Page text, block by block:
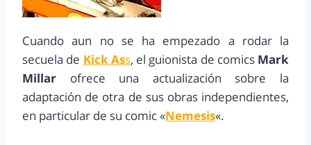
Cuando aun no se ha empezado a rodar la
secuela de Kick Ass, el guionista de comics Mark
Millar ofrece una actualización sobre la
adaptación de otra de sus obras independientes,
en particular de su comic «Nemesis«.